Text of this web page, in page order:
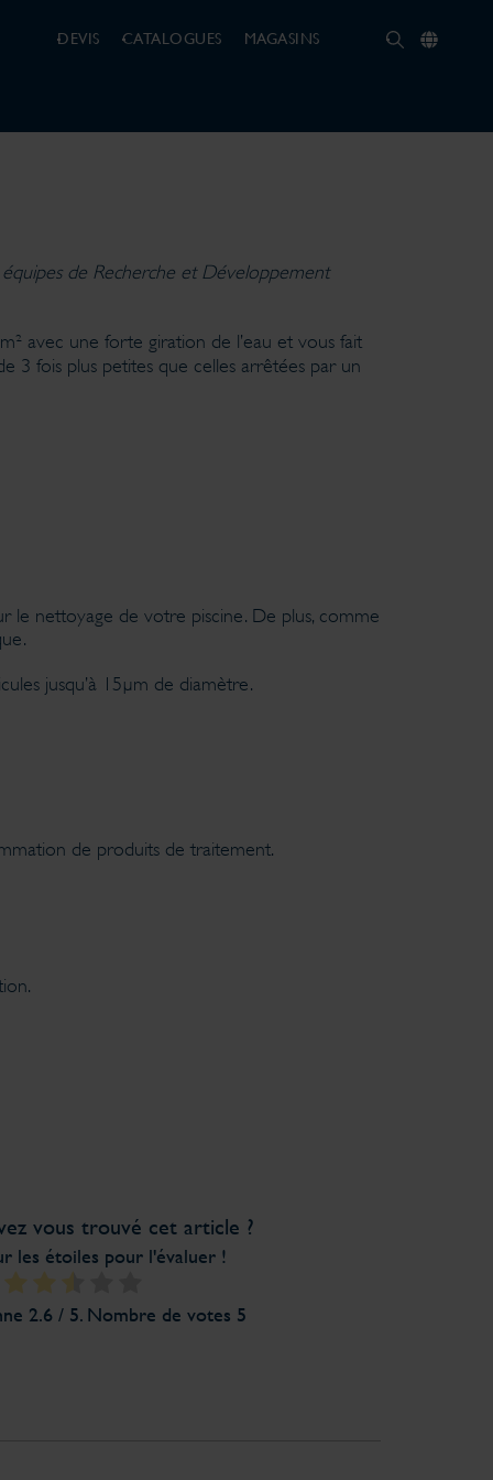
DEVIS CATALOGUES MAGASINS
de Recherche et Développement
avec une forte giration de l’eau et vous fait
3 fois plus petites que celles arrêtées par un
le nettoyage de votre piscine. De plus, comme
jusqu’à 15µm de diamètre.
de produits de traitement.
vous trouvé cet article ?
les étoiles pour l'évaluer !
2.6 / 5. Nombre de votes 5